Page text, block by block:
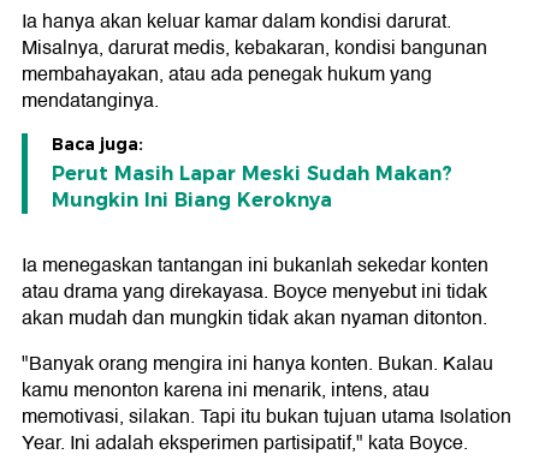
Ia hanya akan keluar kamar dalam kondisi darurat.
Misalnya, darurat medis, kebakaran, kondisi bangunan
membahayakan, atau ada penegak hukum yang
mendatanginya.
Baca juga:
Perut Masih Lapar Meski Sudah Makan?
Mungkin Ini Biang Keroknya
Ia menegaskan tantangan ini bukanlah sekedar konten
atau drama yang direkayasa. Boyce menyebut ini tidak
akan mudah dan mungkin tidak akan nyaman ditonton.
"Banyak orang mengira ini hanya konten. Bukan. Kalau
kamu menonton karena ini menarik, intens, atau
memotivasi, silakan. Tapi itu bukan tujuan utama Isolation
Year. Ini adalah eksperimen partisipatif," kata Boyce.